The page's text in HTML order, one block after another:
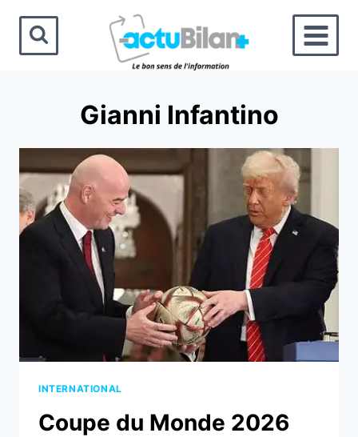
contenu
Gianni Infantino
INTERNATIONAL
Coupe du Monde 2026